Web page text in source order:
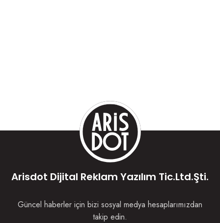
Arisdot Dijital Reklam Yazılım Tic.Ltd.Şti.
Güncel haberler için bizi sosyal medya hesaplarımızdan
takip edin.